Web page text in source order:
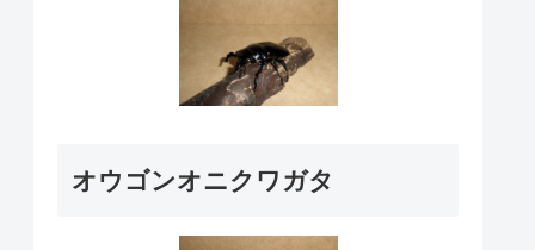
オウゴンオニクワガタ